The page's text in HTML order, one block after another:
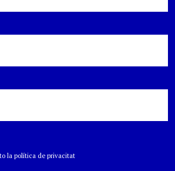
la política de privacitat